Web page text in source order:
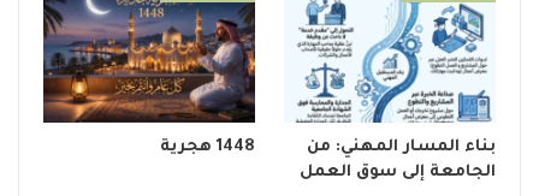
بناء المسار المهني: من
الجامعة إلى سوق العمل
1448 هجرية